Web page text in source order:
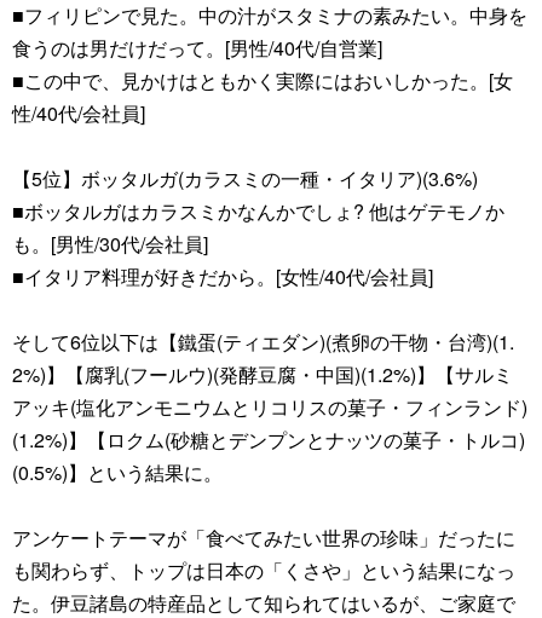
■フィリピンで見た。中の汁がスタミナの素みたい。中身を
食うのは男だけだって。[男性/40代/自営業]
■この中で、見かけはともかく実際にはおいしかった。[女
性/40代/会社員]
【5位】ボッタルガ(カラスミの一種・イタリア)(3.6%)
■ボッタルガはカラスミかなんかでしょ? 他はゲテモノか
も。[男性/30代/会社員]
■イタリア料理が好きだから。[女性/40代/会社員]
そして6位以下は【鐵蛋(ティエダン)(煮卵の干物・台湾)(1.
2%)】【腐乳(フールウ)(発酵豆腐・中国)(1.2%)】【サルミ
アッキ(塩化アンモニウムとリコリスの菓子・フィンランド)
(1.2%)】【ロクム(砂糖とデンプンとナッツの菓子・トルコ)
(0.5%)】という結果に。
アンケートテーマが「食べてみたい世界の珍味」だったに
も関わらず、トップは日本の「くさや」という結果になっ
た。伊豆諸島の特産品として知られてはいるが、ご家庭で